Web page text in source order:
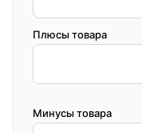
Плюсы товара
Минусы товара